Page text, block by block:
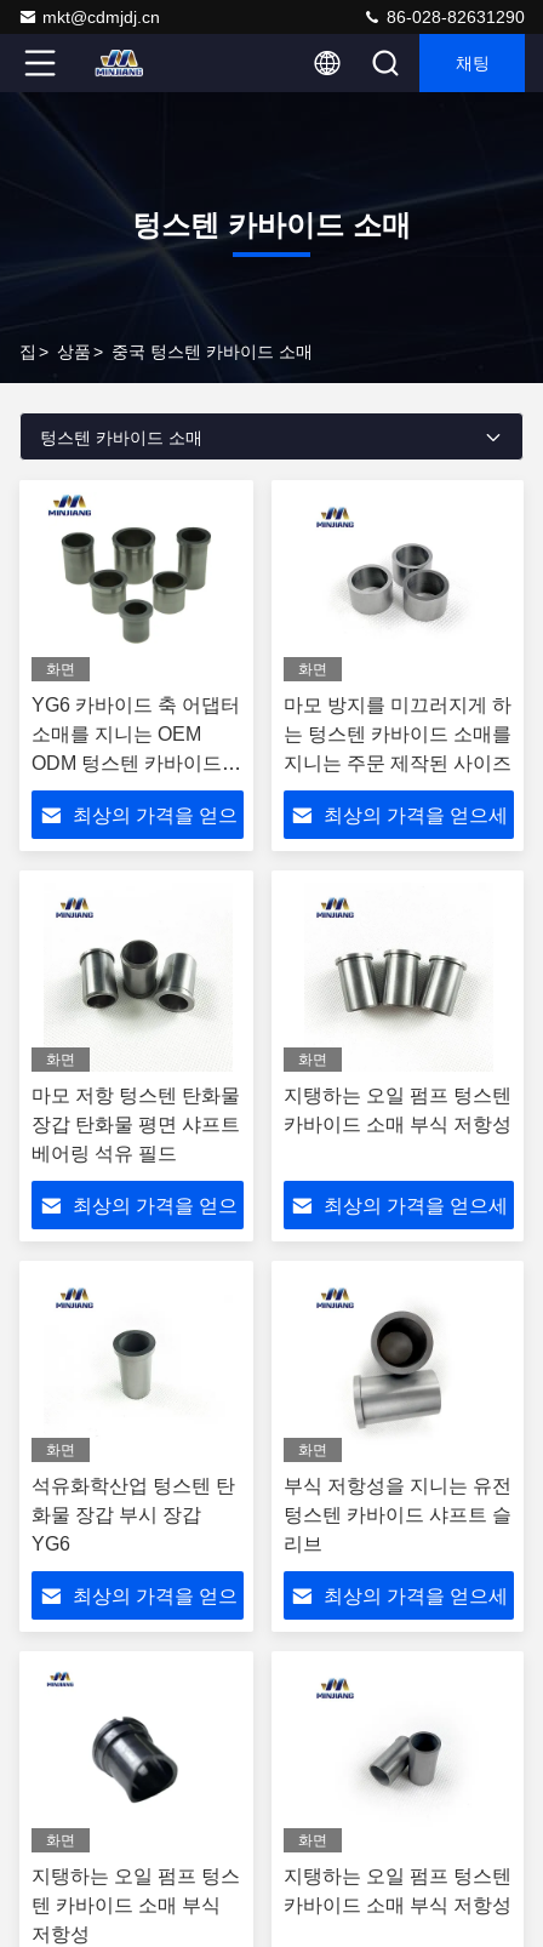
mkt@cdmjdj.cn 86-028-82631290
채팅
텅스텐 카바이드 소매
집 > 상품> 중국 텅스텐 카바이드 소매
텅스텐 카바이드 소매
화면
YG6 카바이드 축 어댑터
소매를 지니는 OEM
ODM 텅스텐 카바이드
소매 니켈 코발트
최상의 가격을 얻으
화면
마모 방지를 미끄러지게 하
는 텅스텐 카바이드 소매를
지니는 주문 제작된 사이즈
최상의 가격을 얻으세
화면
마모 저항 텅스텐 탄화물
장갑 탄화물 평면 샤프트
베어링 석유 필드
최상의 가격을 얻으
화면
지탱하는 오일 펌프 텅스텐
카바이드 소매 부식 저항성
최상의 가격을 얻으세
화면
석유화학산업 텅스텐 탄
화물 장갑 부시 장갑
YG6
최상의 가격을 얻으
화면
부식 저항성을 지니는 유전
텅스텐 카바이드 샤프트 슬
리브
최상의 가격을 얻으세
화면
지탱하는 오일 펌프 텅스
텐 카바이드 소매 부식
저항성
화면
지탱하는 오일 펌프 텅스텐
카바이드 소매 부식 저항성